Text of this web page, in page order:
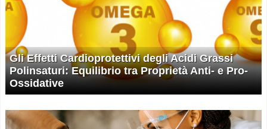
Gli Effetti Cardioprotettivi degli Acidi Grassi
Polinsaturi: Equilibrio tra Proprietà Anti- e Pro-
Ossidative